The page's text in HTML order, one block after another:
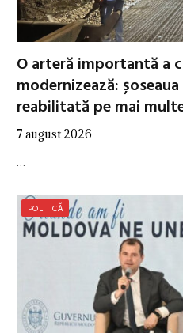
O arteră importantă a
modernizează:
reabilitată pe mai
7 august 2026
…
POLITICĂ